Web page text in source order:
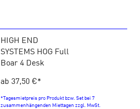
HIGH END
SYSTEMS HOG Full
Boar 4 Desk
ab 37,50 €*
*Tagesmietpreis pro Produkt bzw. Set bei 7
zusammenhängenden Miettagen zzgl. MwSt.